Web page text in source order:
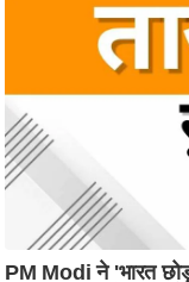
वि
श्ले
ष
स
म